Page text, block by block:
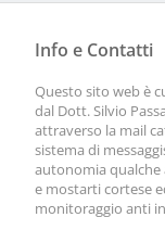
Info e Contatti
Questo sito web è
dal Dott. Silvio
attraverso la mail
sistema di
autonomia
e mostarti cortese
monitoraggio anti